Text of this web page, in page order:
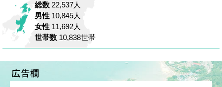
総数 22,537人
男性 10,845人
女性 11,692人
世帯数 10,838世帯